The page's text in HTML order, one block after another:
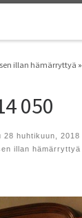
illan hämärryttyä »
050
28 huhtikuun, 2018
illan hämärryttyä